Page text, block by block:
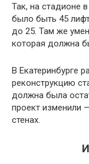
Так, на стадионе
было быть 45
до 25. Там же
которая должна
В Екатеринбурге
реконструкцию
должна была
проект изменили
стенах.